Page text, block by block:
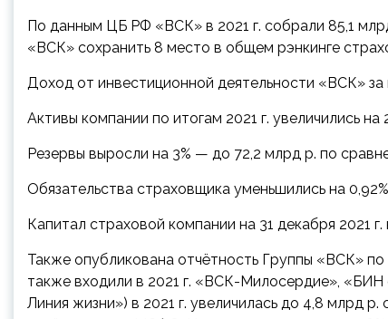
По данным ЦБ РФ «ВСК» в 2021 г. собрали 85,1
«ВСК» сохранить 8 место в общем рэнкинге
Доход от инвестиционной деятельности «ВСК»
Активы компании по итогам 2021 г. увеличились на
Резервы выросли на 3% — до 72,2 млрд р. по
Обязательства страховщика уменьшились на
Капитал страховой компании на 31 декабря 2021
Также опубликована отчётность Группы «ВСК»
также входили в 2021 г. «ВСК-Милосердие»,
Линия жизни») в 2021 г. увеличилась до 4,8 млрд